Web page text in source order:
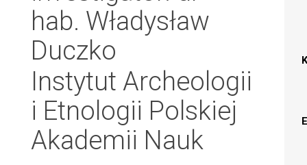
hab. Władysław
Duczko
Instytut Archeologii
i Etnologii Polskiej
Akademii Nauk